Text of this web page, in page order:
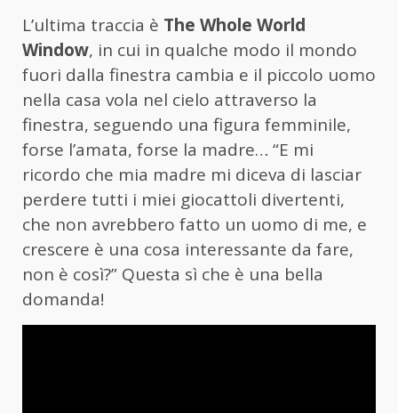
L’ultima traccia è The Whole World
Window, in cui in qualche modo il mondo
fuori dalla finestra cambia e il piccolo uomo
nella casa vola nel cielo attraverso la
finestra, seguendo una figura femminile,
forse l’amata, forse la madre… “E mi
ricordo che mia madre mi diceva di lasciar
perdere tutti i miei giocattoli divertenti,
che non avrebbero fatto un uomo di me, e
crescere è una cosa interessante da fare,
non è così?” Questa sì che è una bella
domanda!